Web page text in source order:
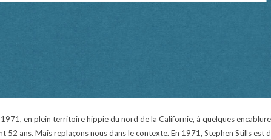
en plein territoire hippie du nord de la Californie, à quelques
52 ans. Mais replaçons nous dans le contexte. En 1971, Stephen Stills est